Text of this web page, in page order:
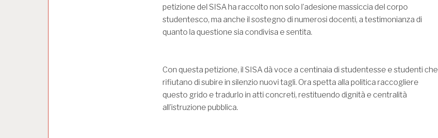
petizione del SISA ha raccolto non solo l’adesione massiccia del corpo
studentesco, ma anche il sostegno di numerosi docenti, a testimonianza di
quanto la questione sia condivisa e sentita.
Con questa petizione, il SISA dà voce a centinaia di studentesse e studenti che
rifiutano di subire in silenzio nuovi tagli. Ora spetta alla politica raccogliere
questo grido e tradurlo in atti concreti, restituendo dignità e centralità
all’istruzione pubblica.